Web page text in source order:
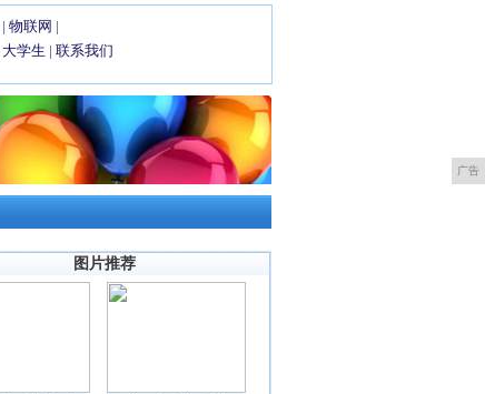
| 物联网 |
大学生 | 联系我们
广告
图片推荐